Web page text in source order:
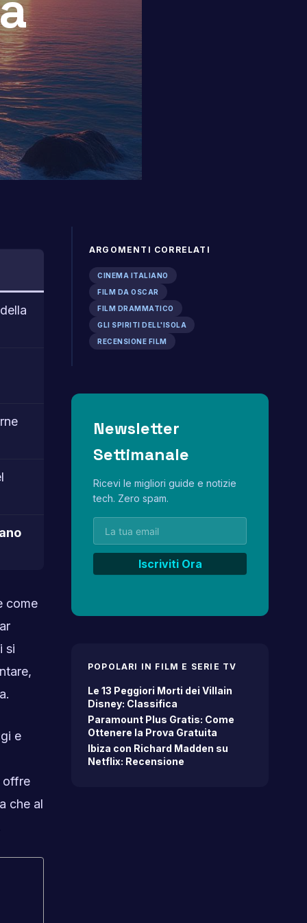
come
si
e
offre
che al
ARGOMENTI CORRELATI
CINEMA ITALIANO
FILM DA OSCAR
FILM DRAMMATICO
GLI SPIRITI DELL'ISOLA
RECENSIONE FILM
Newsletter
Settimanale
Ricevi le migliori guide e notizie
tech. Zero spam.
POPOLARI IN FILM E SERIE TV
Le 13 Peggiori Morti dei Villain
Disney: Classifica
Paramount Plus Gratis: Come
Ottenere la Prova Gratuita
Ibiza con Richard Madden su
Netflix: Recensione